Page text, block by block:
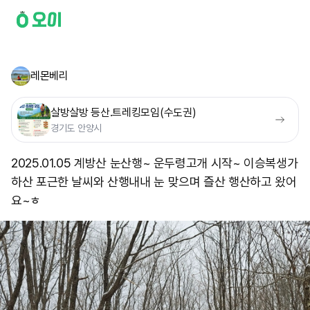
레몬베리
살방살방 등산.트레킹모임(수도권)
경기도 안양시
2025.01.05 계방산 눈산행~ 운두령고개 시작~ 이승복생가
하산 포근한 날씨와 산행내내 눈 맞으며 즐산 행산하고 왔어
요~ㅎ